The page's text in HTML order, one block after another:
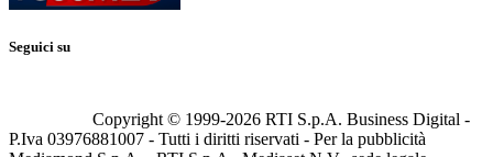
Seguici su
Copyright © 1999-2026 RTI S.p.A. Business Digital -
P.Iva 03976881007 - Tutti i diritti riservati - Per la pubblicità